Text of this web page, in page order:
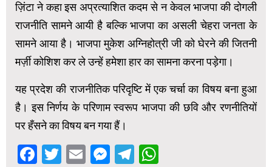
ज़िंटा ने कहा इस अप्रत्याशित कदम से न केवल भाजपा की दोगली
राजनीति सामने आयी है बल्कि भाजपा का असली चेहरा जनता के
सामने आया है। भाजपा मुकेश अग्निहोत्री जी को घेरने की जितनी
मर्ज़ी कोशिश कर ले उन्हें हमेशा हार का सामना करना पड़ेगा।
यह प्रदेश की राजनीतिक परिदृष्टि में एक चर्चा का विषय बना हुआ
है। इस निर्णय के परिणाम स्वरूप भाजपा की छवि और रणनीतियों
पर हँसने का विषय बन गया हैं।
Facebook
Twitter
EmailMessenger
Telegram